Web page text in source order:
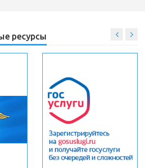
ресурсы